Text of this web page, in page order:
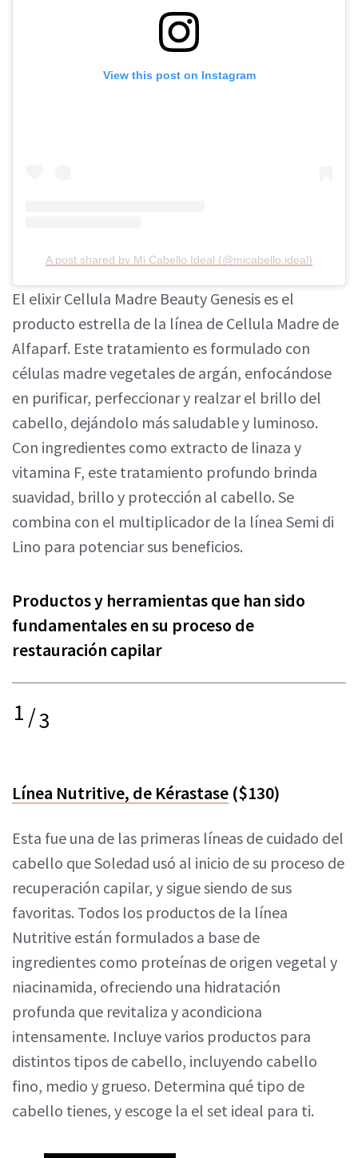
View this post on Instagram
A post shared by Mi Cabello Ideal (@micabello.ideal)
El elixir Cellula Madre Beauty Genesis es el
producto estrella de la línea de Cellula Madre de
Alfaparf. Este tratamiento es formulado con
células madre vegetales de argán, enfocándose
en purificar, perfeccionar y realzar el brillo del
cabello, dejándolo más saludable y luminoso.
Con ingredientes como extracto de linaza y
vitamina F, este tratamiento profundo brinda
suavidad, brillo y protección al cabello. Se
combina con el multiplicador de la línea Semi di
Lino para potenciar sus beneficios.
Productos y herramientas que han sido
fundamentales en su proceso de
restauración capilar
1/3
Línea Nutritive, de Kérastase ($130)
Esta fue una de las primeras líneas de cuidado del
cabello que Soledad usó al inicio de su proceso de
recuperación capilar, y sigue siendo de sus
favoritas. Todos los productos de la línea
Nutritive están formulados a base de
ingredientes como proteínas de origen vegetal y
niacinamida, ofreciendo una hidratación
profunda que revitaliza y acondiciona
intensamente. Incluye varios productos para
distintos tipos de cabello, incluyendo cabello
fino, medio y grueso. Determina qué tipo de
cabello tienes, y escoge la el set ideal para ti.